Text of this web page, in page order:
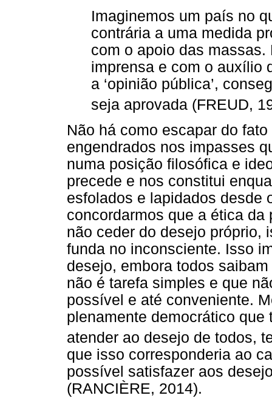
Imaginemos um país no
contrária a uma medida
com o apoio das
imprensa e com o auxílio
a ‘opinião pública’,
seja aprovada (FREUD,
Não há como escapar do
engendrados nos impasses
numa posição filosófica e
precede e nos constitui
esfolados e lapidados desde
concordarmos que a ética
não ceder do desejo próprio,
funda no inconsciente. Isso
desejo, embora todos
não é tarefa simples e que
possível e até conveniente.
plenamente democrático
atender ao desejo de todos,
que isso corresponderia ao
possível satisfazer aos
(RANCIÈRE, 2014).